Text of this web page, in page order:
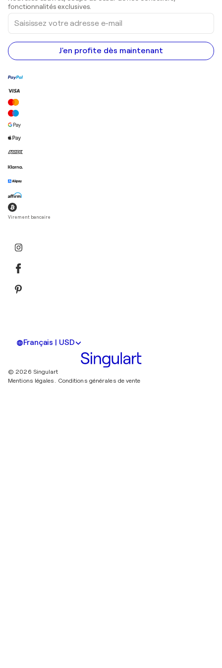
Peintures acryliques
fonctionnalités exclusives.
Saisissez
votre
adresse
e-
mail
J'en profite dès maintenant
Virement bancaire
Français | USD
© 2026 Singulart
Mentions légales. Conditions générales de vente